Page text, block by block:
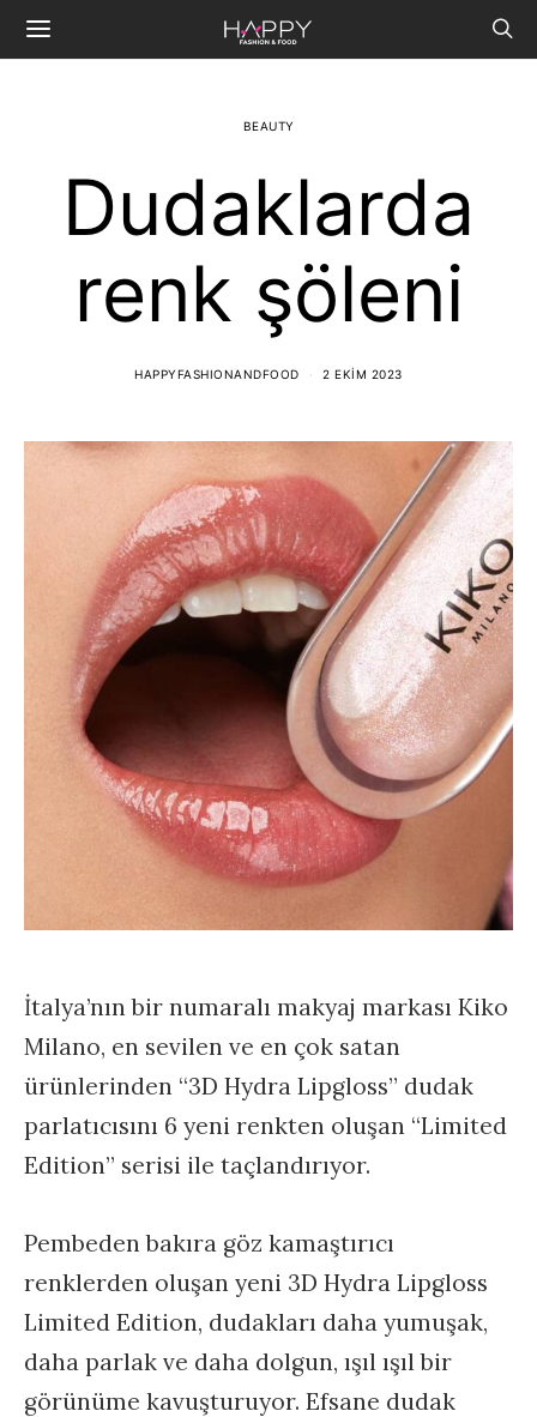
BEAUTY
Dudaklarda
renk şöleni
HAPPYFASHIONANDFOOD 2 EKIM 2023
İtalya’nın bir numaralı makyaj markası Kiko
Milano, en sevilen ve en çok satan
ürünlerinden “3D Hydra Lipgloss” dudak
parlatıcısını 6 yeni renkten oluşan “Limited
Edition” serisi ile taçlandırıyor.
Pembeden bakıra göz kamaştırıcı
renklerden oluşan yeni 3D Hydra Lipgloss
Limited Edition, dudakları daha yumuşak,
daha parlak ve daha dolgun, ışıl ışıl bir
görünüme kavuşturuyor. Efsane dudak